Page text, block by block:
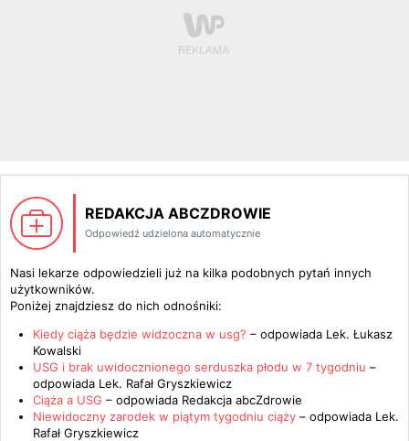
REDAKCJA ABCZDROWIE
Odpowiedź udzielona automatycznie
Nasi lekarze odpowiedzieli już na kilka podobnych pytań innych
użytkowników.
Poniżej znajdziesz do nich odnośniki:
Kiedy ciąża będzie widzoczna w usg? – odpowiada Lek. Łukasz
Kowalski
USG i brak uwidocznionego serduszka płodu w 7 tygodniu –
odpowiada Lek. Rafał Gryszkiewicz
Ciąża a USG – odpowiada Redakcja abcZdrowie
Niewidoczny zarodek w piątym tygodniu ciąży – odpowiada Lek.
Rafał Gryszkiewicz